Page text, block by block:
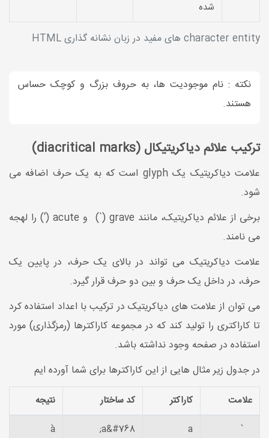
character entity های مفید در زبان نشانه گذاری HTML
شده
نکته : نام موجودیت ها، به حروف بزرگ و کوچک حساس
هستند.
ترکیب علائم دیاکریتیکال (diacritical marks)
علامت دیاکریتیک یک glyph است که به یک حرف اضافه می
شود.
برخی از علائم دیاکریتیک، مانند grave (`) و acute (‘) را لهجه
می نامند.
علامت دیاکریتیک می تواند در بالای یک حرف، در پایین یک
حرف، در داخل یک حرف و بین دو حرف قرار گیرد.
می توان از علامت های دیاکریتیک در ترکیب با اعداد استفاده کرد
تا کاراکتری را تولید کند که در مجموعه کاراکترها (رمزگذاری) مورد
استفاده در صفحه وجود نداشته باشد.
در جدول زیر مثال هایی از این کاراکترها برای شما آورده ایم
علامت کاراکتر کد ساختار
نتیجه
̀
a
a&#768;
à